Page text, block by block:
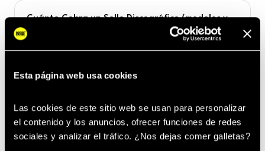
Esta página web usa cookies
Las cookies de este sitio web se usan para personalizar
el contenido y los anuncios, ofrecer funciones de redes
Cuánto Cobra un Sello Discográfico (modelos y
cifras reales)
Cuánto cobra un sello discográfico: porcentaje de
híbridos. Cifras reales 2026.
Cómo Firmar con un Sello Discográfico (paso a
paso)
Cómo firmar con un sello discográfico siendo artista